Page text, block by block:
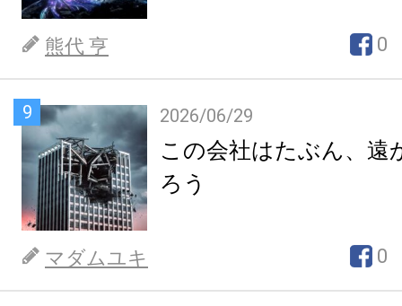
熊代 亨 0
9 2026/06/29
この会社はたぶん、遠
ろう
マダムユキ 0